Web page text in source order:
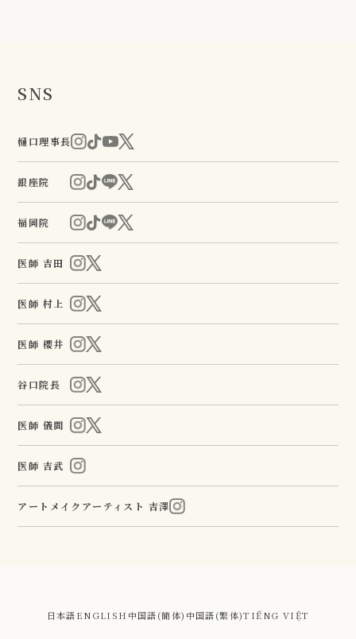
SNS
樋口理事長
銀座院
福岡院
医師 吉田
医師 村上
医師 櫻井
谷口院長
医師 儀間
医師 吉武
アートメイクアーティスト 吉澤
日本語ENGLISH 中国語(簡体) 中国語(繁体)TIẾNG VIỆT